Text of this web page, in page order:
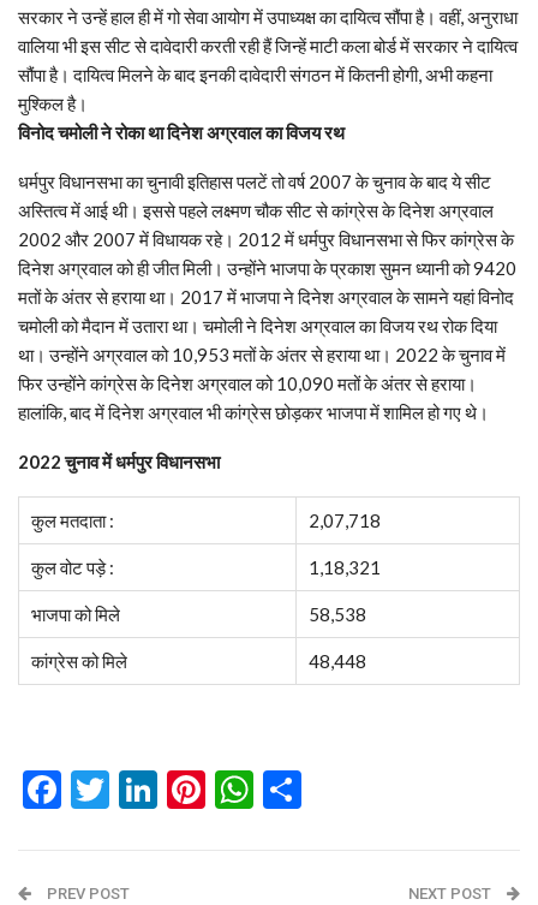
सरकार ने उन्हें हाल ही में गो सेवा आयोग में उपाध्यक्ष का दायित्व सौंपा है। वहीं, अनुराधा
वालिया भी इस सीट से दावेदारी करती रही हैं जिन्हें माटी कला बोर्ड में सरकार ने दायित्व
सौंपा है। दायित्व मिलने के बाद इनकी दावेदारी संगठन में कितनी होगी, अभी कहना
मुश्किल है।
विनोद चमोली ने रोका था दिनेश अग्रवाल का विजय रथ
धर्मपुर विधानसभा का चुनावी इतिहास पलटें तो वर्ष 2007 के चुनाव के बाद ये सीट
अस्तित्व में आई थी। इससे पहले लक्ष्मण चौक सीट से कांग्रेस के दिनेश अग्रवाल
2002 और 2007 में विधायक रहे। 2012 में धर्मपुर विधानसभा से फिर कांग्रेस के
दिनेश अग्रवाल को ही जीत मिली। उन्होंने भाजपा के प्रकाश सुमन ध्यानी को 9420
मतों के अंतर से हराया था। 2017 में भाजपा ने दिनेश अग्रवाल के सामने यहां विनोद
चमोली को मैदान में उतारा था। चमोली ने दिनेश अग्रवाल का विजय रथ रोक दिया
था। उन्होंने अग्रवाल को 10,953 मतों के अंतर से हराया था। 2022 के चुनाव में
फिर उन्होंने कांग्रेस के दिनेश अग्रवाल को 10,090 मतों के अंतर से हराया।
हालांकि, बाद में दिनेश अग्रवाल भी कांग्रेस छोड़कर भाजपा में शामिल हो गए थे।
2022 चुनाव में धर्मपुर विधानसभा
कुल मतदाता : 2,07,718
कुल वोट पड़े : 1,18,321
भाजपा को मिले 58,538
कांग्रेस को मिले 48,448
Facebook
Twitter
LinkedIn
Pinterest
WhatsApp
PREV POST NEXT POST